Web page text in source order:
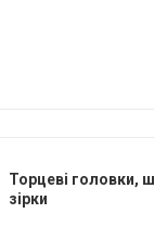
Торцеві головки,
зірки